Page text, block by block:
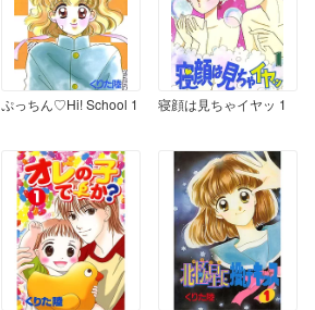
ぷっちん♡Hi! School 1 寝顔は見ちゃイヤッ 1